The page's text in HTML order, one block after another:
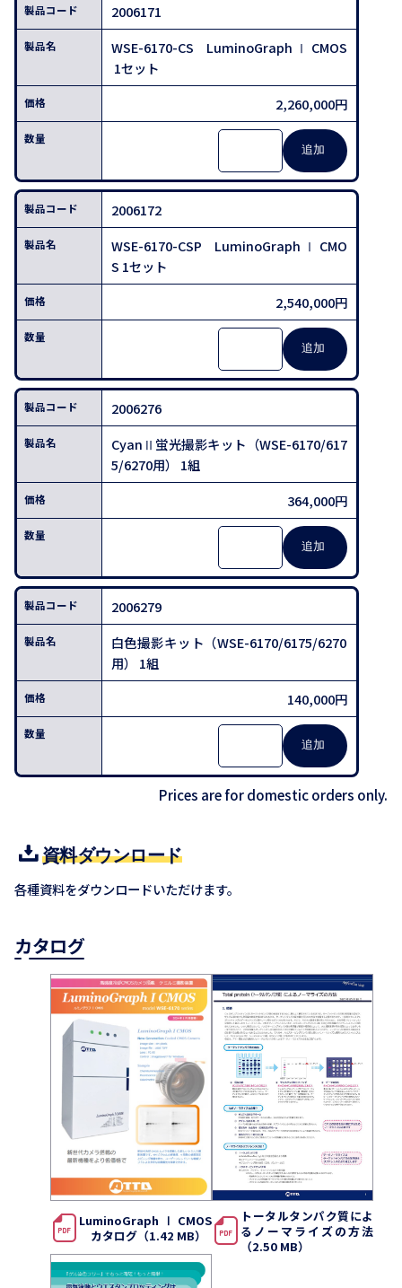
2006171
WSE-6170-CS LuminoGraph Ⅰ CMOS
1セット
2,260,000円
2006172
WSE-6170-CSP LuminoGraph Ⅰ CMO
S 1セット
2,540,000円
2006276
CyanⅡ蛍光撮影キット（WSE-6170/617
5/6270用） 1組
364,000円
2006279
白色撮影キット（WSE-6170/6175/6270
用） 1組
140,000円
Prices are for domestic orders only.
資料ダウンロード
各種資料をダウンロードいただけます。
カタログ
LuminoGraph Ⅰ CMOS
カタログ（1.42 MB）
トータルタンパク質によ
るノーマライズの方法
（2.50 MB）